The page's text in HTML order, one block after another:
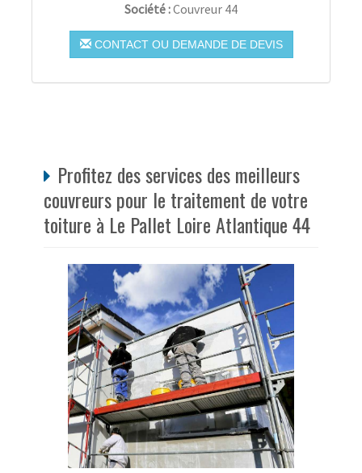
Société :Couvreur 44
CONTACT OU DEMANDE DE DEVIS
Profitez des services des meilleurs
couvreurs pour le traitement de votre
toiture à Le Pallet Loire Atlantique 44